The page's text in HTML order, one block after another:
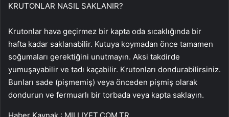
KRUTONLAR NASIL SAKLANIR?
Krutonlar hava geçirmez bir kapta oda sıcaklığında bir
hafta kadar saklanabilir. Kutuya koymadan önce tamamen
soğumaları gerektiğini unutmayın. Aksi takdirde
yumuşayabilir ve tadı kaçabilir. Krutonları dondurabilirsiniz.
Bunları sade (pişmemiş) veya önceden pişmiş olarak
dondurun ve fermuarlı bir torbada veya kapta saklayın.